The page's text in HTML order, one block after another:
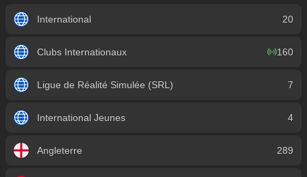
International 20
Clubs Internationaux 160
Ligue de Réalité Simulée (SRL) 7
International Jeunes 4
Angleterre 289